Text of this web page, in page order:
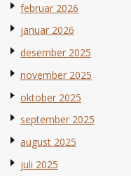
februar 2026
januar 2026
desember 2025
november 2025
oktober 2025
september 2025
august 2025
juli 2025